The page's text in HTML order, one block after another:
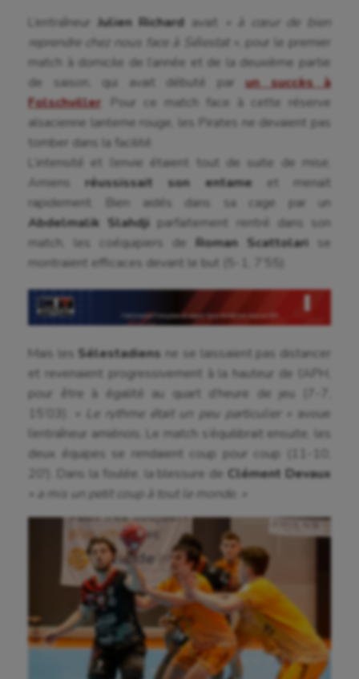
L’entraîneur Julien Richard avait
« à cœur de bien
reprendre chez nous face à Sélestat »
, pour le premier
match à domicile de l’année et de la deuxième partie
de saison, qui avait débuté par un succès à
Folschviller . Pour ce match face à cette réserve
alsacienne lanterne rouge, les Pirates ne devaient pas
tomber dans la facilité.
L’intensité et l’envie étaient tout de suite de mise,
Amiensréussissait son entame et menait
rapidement. Bien aidés dans sa cage par un
Abdelmalik Slahdji parfaitement rentré dans son
match, les coéquipiers de Roman Scattolari se
montraient efficaces devant le but (5-1, 7’55).
Mais les Sélestadiens ne se laissaient pas distancer
et revenaient progressivement à la hauteur de l’APH,
pour être à égalité au quart d’heure de jeu (7-7,
« Le rythme était un peu particulier »
avoue
l’entraîneur amiénois. Le match s’équilibrait ensuite, les
deux équipes se rendaient coup pour coup (11-10,
20′). Dans la foulée, la blessure deClément Devaux
« a mis un petit coup à tout le monde. »